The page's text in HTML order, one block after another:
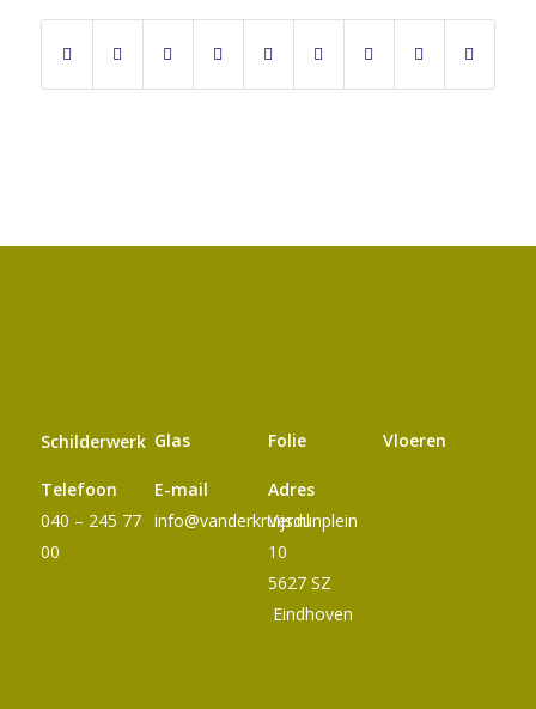
Schilderwerk Glas Folie Vloeren
Telefoon
040 – 245 77
00
E-mail
info@vanderkruijs.nl
Adres
Verdunplein
10
5627 SZ
Eindhoven